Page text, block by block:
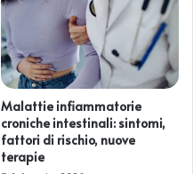
Malattie infiammatorie
croniche intestinali: sintomi,
fattori di rischio, nuove
terapie